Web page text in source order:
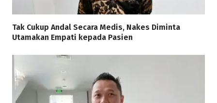
Tak Cukup Andal Secara Medis, Nakes Diminta
Utamakan Empati kepada Pasien